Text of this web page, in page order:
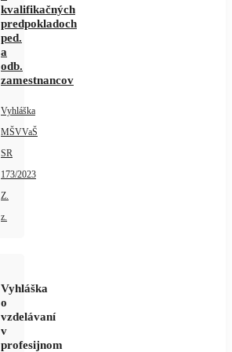
kvalifikačných
predpokladoch
ped.
a
odb.
zamestnancov
Vyhláška
MŠVVaŠ
SR
173/2023
Z.
z.
Vyhláška
o
vzdelávaní
v
profesijnom